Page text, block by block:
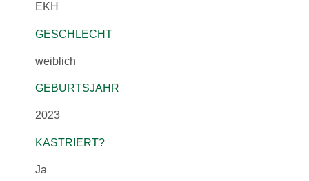
EKH
GESCHLECHT
weiblich
GEBURTSJAHR
2023
KASTRIERT?
Ja